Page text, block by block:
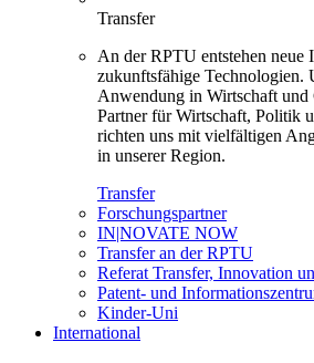
Transfer
An der RPTU entstehen neue
zukunftsfähige Technologien.
Anwendung in Wirtschaft und
Partner für Wirtschaft, Politik
richten uns mit vielfältigen
in unserer Region.
Transfer
Forschungspartner
IN|NOVATE NOW
Transfer an der RPTU
Referat Transfer, Innovation
Patent- und
Kinder-Uni
International